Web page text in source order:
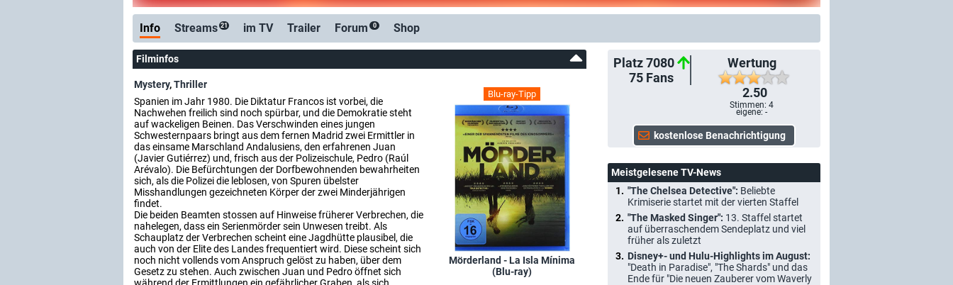
Info Streams 21 im TV Trailer Forum 0 Shop
Platz 7080
75 Fans
Wertung
2.50
Stimmen:4
eigene: -
Filminfos
Blu-ray-Tipp
Mörderland - La Isla Mínima
(Blu-ray)
Mystery,Thriller
Spanien im Jahr 1980. Die Diktatur Francos ist vorbei, die
Nachwehen freilich sind noch spürbar, und die Demokratie steht
auf wackeligen Beinen. Das Verschwinden eines jungen
Schwesternpaars bringt aus dem fernen Madrid zwei Ermittler in
das einsame Marschland Andalusiens, den erfahrenen Juan
(Javier Gutiérrez) und, frisch aus der Polizeischule, Pedro (Raúl
Arévalo). Die Befürchtungen der Dorfbewohnenden bewahrheiten
sich, als die Polizei die leblosen, von Spuren übelster
Misshandlungen gezeichneten Körper der zwei Minderjährigen
findet.
Die beiden Beamten stossen auf Hinweise früherer Verbrechen, die
nahelegen, dass ein Serienmörder sein Unwesen treibt. Als
Schauplatz der Verbrechen scheint eine Jagdhütte plausibel, die
auch von der Elite des Landes frequentiert wird. Diese scheint sich
noch nicht vollends vom Anspruch gelöst zu haben, über dem
Gesetz zu stehen. Auch zwischen Juan und Pedro öffnet sich
Meistgelesene TV-News
"The Chelsea Detective": Beliebte
Krimiserie startet mit der vierten Staffel
"The Masked Singer": 13. Staffel startet
auf überraschendem Sendeplatz und viel
früher als zuletzt
Disney+- und Hulu-Highlights im August:
"Death in Paradise", "The Shards" und das
Ende für "Die neuen Zauberer vom Waverly